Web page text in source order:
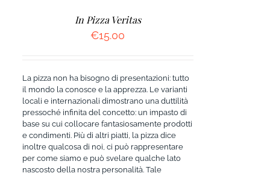
In Pizza Veritas
€15.00
La pizza non ha bisogno di presentazioni: tutto
il mondo la conosce e la apprezza. Le varianti
locali e internazionali dimostrano una duttilità
pressoché infinita del concetto: un impasto di
base su cui collocare fantasiosamente prodotti
e condimenti. Più di altri piatti, la pizza dice
inoltre qualcosa di noi, ci può rappresentare
per come siamo e può svelare qualche lato
nascosto della nostra personalità. Tale